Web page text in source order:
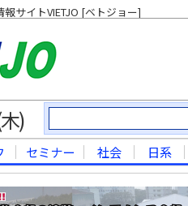
サイトVIETJO [ベトジョー]
)
セミナー 社会 日系